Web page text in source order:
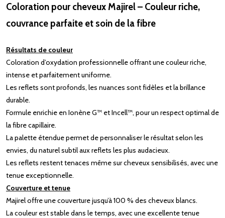
Coloration pour cheveux Majirel – Couleur riche,
couvrance parfaite et soin de la fibre
Résultats de couleur
Coloration d’oxydation professionnelle offrant une couleur riche,
intense et parfaitement uniforme.
Les reflets sont profonds, les nuances sont fidèles et la brillance
durable.
Formule enrichie en Ionène G™ et Incell™, pour un respect optimal de
la fibre capillaire.
La palette étendue permet de personnaliser le résultat selon les
envies, du naturel subtil aux reflets les plus audacieux.
Les reflets restent tenaces même sur cheveux sensibilisés, avec une
tenue exceptionnelle.
Couverture et tenue
Majirel offre une couverture jusqu’à 100 % des cheveux blancs.
La couleur est stable dans le temps, avec une excellente tenue